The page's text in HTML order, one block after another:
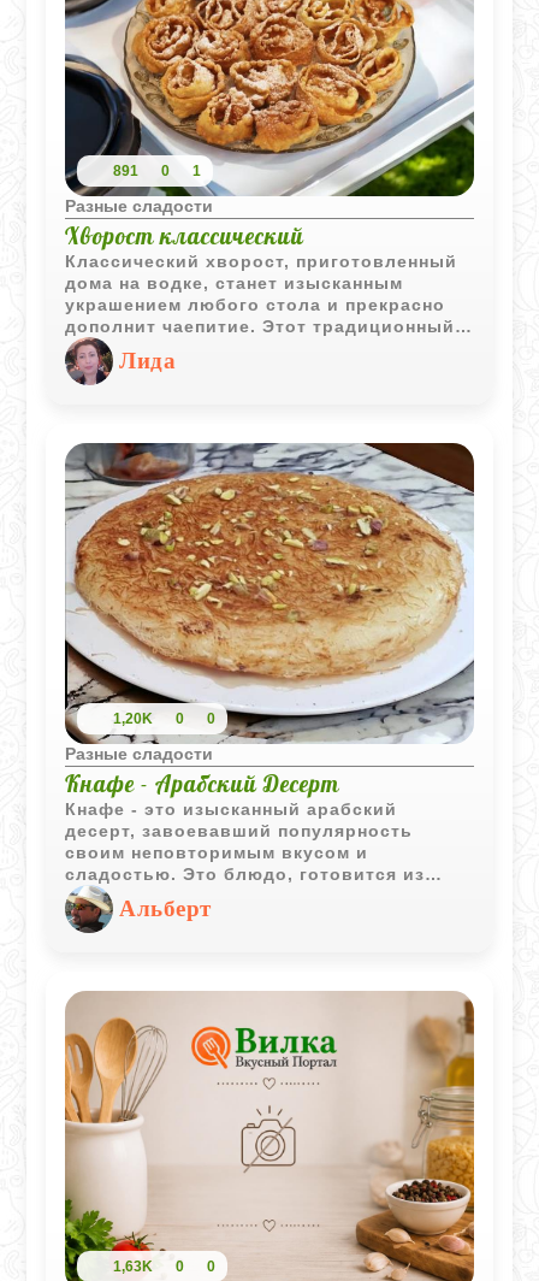
891 0 1
Разные сладости
Хворост классический
Классический хворост, приготовленный
дома на водке, станет изысканным
украшением любого стола и прекрасно
дополнит чаепитие. Этот традиционный
десерт, хрустящий и ароматный,
несомненно, порадует всех гостей.
Приготовьте его и убедитесь сами!
Лида
1,20K 0 0
Разные сладости
Кнафе - Арабский Десерт
Кнафе - это изысканный арабский
десерт, завоевавший популярность
своим неповторимым вкусом и
сладостью. Это блюдо, готовится из
тонких нитей катаифа, пропитанных
топленым маслом, с добавлением
сладкого сиропа и сыра. Десерт в
съесть еще кусочек.
Альберт
1,63K 0 0